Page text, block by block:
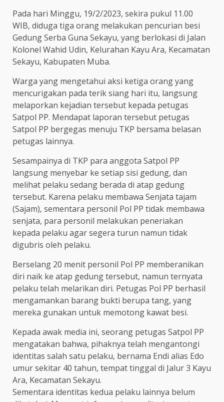
Pada hari Minggu, 19/2/2023, sekira pukul 11.00
WIB, diduga tiga orang melakukan pencurian besi
Gedung Serba Guna Sekayu, yang berlokasi di Jalan
Kolonel Wahid Udin, Kelurahan Kayu Ara, Kecamatan
Sekayu, Kabupaten Muba.
Warga yang mengetahui aksi ketiga orang yang
mencurigakan pada terik siang hari itu, langsung
melaporkan kejadian tersebut kepada petugas
Satpol PP. Mendapat laporan tersebut petugas
Satpol PP bergegas menuju TKP bersama belasan
petugas lainnya.
Sesampainya di TKP para anggota Satpol PP
langsung menyebar ke setiap sisi gedung, dan
melihat pelaku sedang berada di atap gedung
tersebut. Karena pelaku membawa Senjata tajam
(Sajam), sementara personil Pol PP tidak membawa
senjata, para personil melakukan peneriakan
kepada pelaku agar segera turun namun tidak
digubris oleh pelaku.
Berselang 20 menit personil Pol PP memberanikan
diri naik ke atap gedung tersebut, namun ternyata
pelaku telah melarikan diri. Petugas Pol PP berhasil
mengamankan barang bukti berupa tang, yang
mereka gunakan untuk memotong kawat besi.
Kepada awak media ini, seorang petugas Satpol PP
mengatakan bahwa, pihaknya telah mengantongi
identitas salah satu pelaku, bernama Endi alias Edo
umur sekitar 40 tahun, tempat tinggal di Jalur 3 Kayu
Ara, Kecamatan Sekayu.
Sementara identitas kedua pelaku lainnya belum